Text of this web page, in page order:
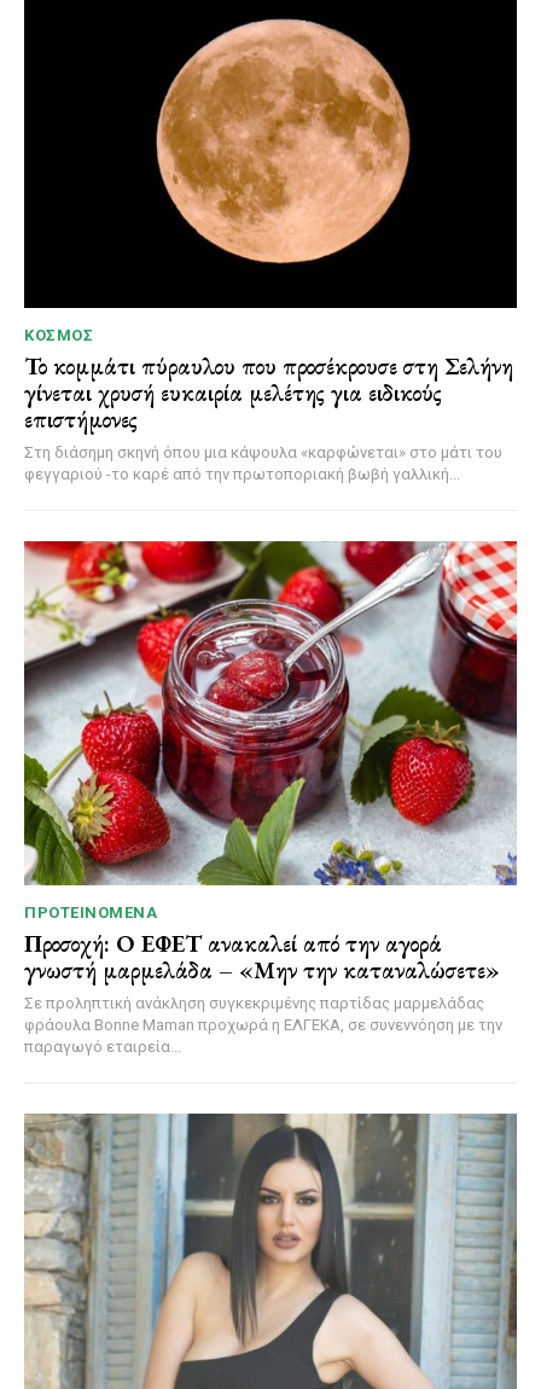
ΚΌΣΜΟΣ
Το κομμάτι πύραυλου που προσέκρουσε στη Σελήνη
γίνεται χρυσή ευκαιρία μελέτης για ειδικούς
επιστήμονες
Στη διάσημη σκηνή όπου μια κάψουλα «καρφώνεται» στο μάτι του
φεγγαριού -το καρέ από την πρωτοποριακή βωβή γαλλική...
ΠΡΟΤΕΙΝΌΜΕΝΑ
Προσοχή: Ο ΕΦΕΤ ανακαλεί από την αγορά
γνωστή μαρμελάδα – «Μην την καταναλώσετε»
Σε προληπτική ανάκληση συγκεκριμένης παρτίδας μαρμελάδας
φράουλα Bonne Maman προχωρά η ΕΛΓΕΚΑ, σε συνεννόηση με την
παραγωγό εταιρεία...